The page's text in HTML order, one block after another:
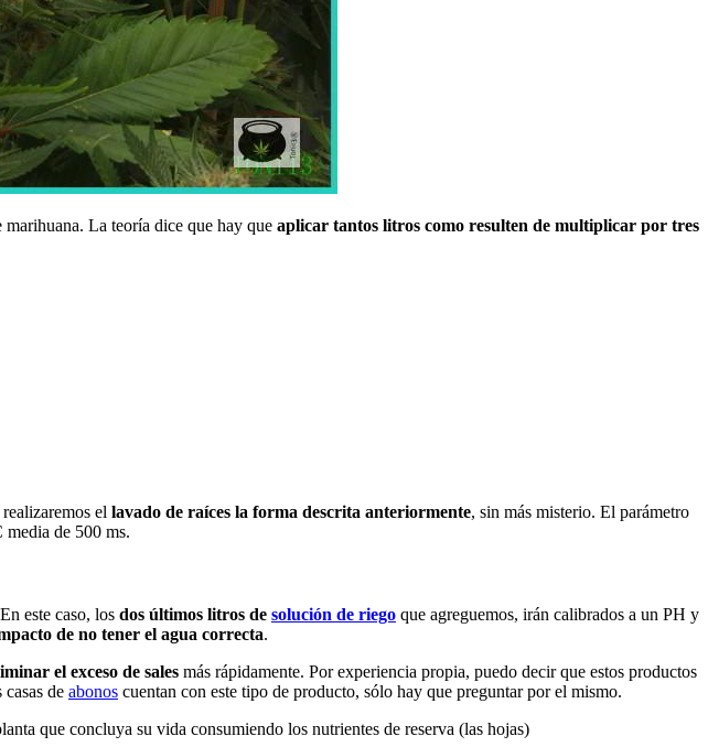
marihuana. La teoría dice que hay que aplicar tantos litros como resulten de multiplicar por tres
realizaremos el lavado de raíces la forma descrita anteriormente, sin más misterio. El parámetro
de 500 ms.
este caso, los dos últimos litros de solución de riego que agreguemos, irán calibrados a un PH y
de no tener el agua correcta.
el exceso de sales más rápidamente. Por experiencia propia, puedo decir que estos productos
de abonos cuentan con este tipo de producto, sólo hay que preguntar por el mismo.
que concluya su vida consumiendo los nutrientes de reserva (las hojas)